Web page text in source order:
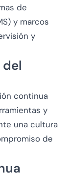
de
y marcos
y
continua
y
una cultura
de